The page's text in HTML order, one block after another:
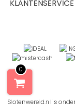
0
KLANTENSERVICE
Slotenwereld.nl is